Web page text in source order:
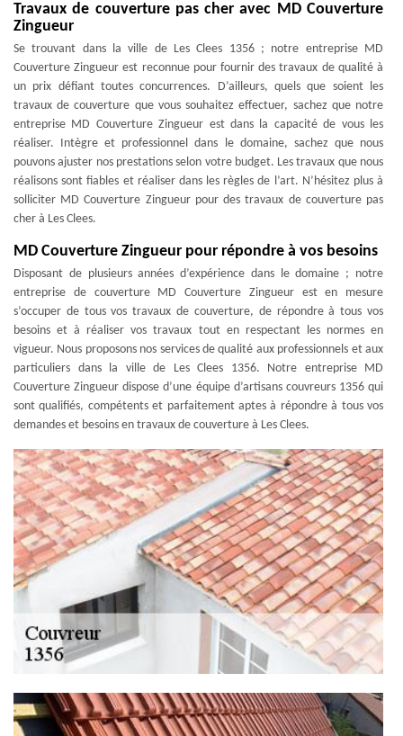
Travaux de couverture pas cher avec MD Couverture
Zingueur
Se trouvant dans la ville de Les Clees 1356 ; notre entreprise MD
Couverture Zingueur est reconnue pour fournir des travaux de qualité à
un prix défiant toutes concurrences. D’ailleurs, quels que soient les
travaux de couverture que vous souhaitez effectuer, sachez que notre
entreprise MD Couverture Zingueur est dans la capacité de vous les
réaliser. Intègre et professionnel dans le domaine, sachez que nous
pouvons ajuster nos prestations selon votre budget. Les travaux que nous
réalisons sont fiables et réaliser dans les règles de l’art. N’hésitez plus à
solliciter MD Couverture Zingueur pour des travaux de couverture pas
cher à Les Clees.
MD Couverture Zingueur pour répondre à vos besoins
Disposant de plusieurs années d’expérience dans le domaine ; notre
entreprise de couverture MD Couverture Zingueur est en mesure
s’occuper de tous vos travaux de couverture, de répondre à tous vos
besoins et à réaliser vos travaux tout en respectant les normes en
vigueur. Nous proposons nos services de qualité aux professionnels et aux
particuliers dans la ville de Les Clees 1356. Notre entreprise MD
Couverture Zingueur dispose d’une équipe d’artisans couvreurs 1356 qui
sont qualifiés, compétents et parfaitement aptes à répondre à tous vos
demandes et besoins en travaux de couverture à Les Clees.